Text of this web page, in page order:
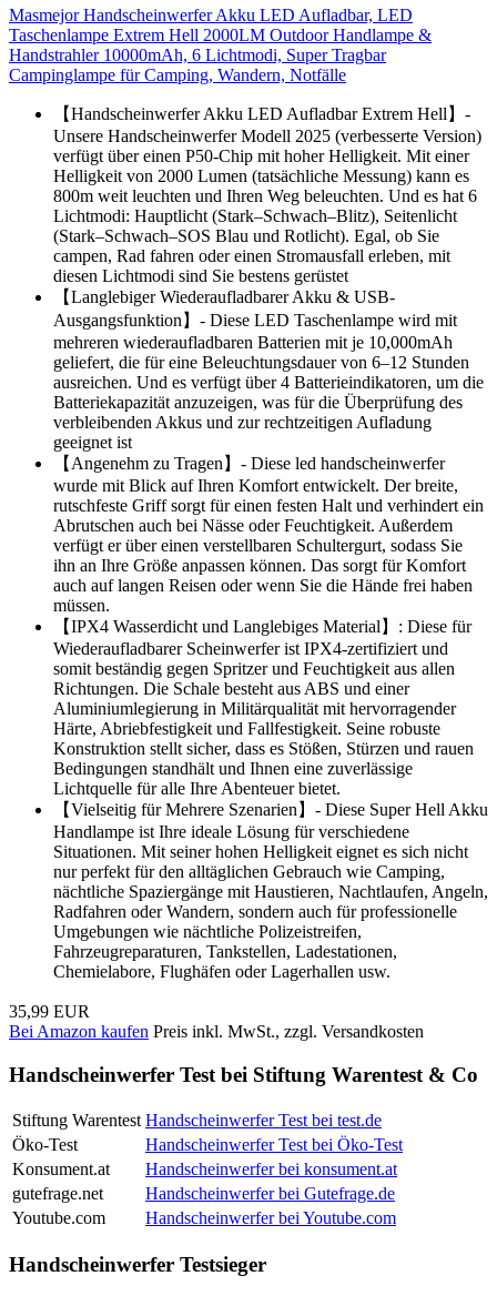
Masmejor Handscheinwerfer Akku LED Aufladbar, LED
Taschenlampe Extrem Hell 2000LM Outdoor Handlampe &
Handstrahler 10000mAh, 6 Lichtmodi, Super Tragbar
Campinglampe für Camping, Wandern, Notfälle
【Handscheinwerfer Akku LED Aufladbar Extrem Hell】-
Unsere Handscheinwerfer Modell 2025 (verbesserte Version)
verfügt über einen P50-Chip mit hoher Helligkeit. Mit einer
Helligkeit von 2000 Lumen (tatsächliche Messung) kann es
800m weit leuchten und Ihren Weg beleuchten. Und es hat 6
Lichtmodi: Hauptlicht (Stark–Schwach–Blitz), Seitenlicht
(Stark–Schwach–SOS Blau und Rotlicht). Egal, ob Sie
campen, Rad fahren oder einen Stromausfall erleben, mit
diesen Lichtmodi sind Sie bestens gerüstet
【Langlebiger Wiederaufladbarer Akku & USB-
Ausgangsfunktion】- Diese LED Taschenlampe wird mit
mehreren wiederaufladbaren Batterien mit je 10,000mAh
geliefert, die für eine Beleuchtungsdauer von 6–12 Stunden
ausreichen. Und es verfügt über 4 Batterieindikatoren, um die
Batteriekapazität anzuzeigen, was für die Überprüfung des
verbleibenden Akkus und zur rechtzeitigen Aufladung
geeignet ist
【Angenehm zu Tragen】- Diese led handscheinwerfer
wurde mit Blick auf Ihren Komfort entwickelt. Der breite,
rutschfeste Griff sorgt für einen festen Halt und verhindert ein
Abrutschen auch bei Nässe oder Feuchtigkeit. Außerdem
verfügt er über einen verstellbaren Schultergurt, sodass Sie
ihn an Ihre Größe anpassen können. Das sorgt für Komfort
auch auf langen Reisen oder wenn Sie die Hände frei haben
müssen.
【IPX4 Wasserdicht und Langlebiges Material】: Diese für
Wiederaufladbarer Scheinwerfer ist IPX4-zertifiziert und
somit beständig gegen Spritzer und Feuchtigkeit aus allen
Richtungen. Die Schale besteht aus ABS und einer
Aluminiumlegierung in Militärqualität mit hervorragender
Härte, Abriebfestigkeit und Fallfestigkeit. Seine robuste
Konstruktion stellt sicher, dass es Stößen, Stürzen und rauen
Bedingungen standhält und Ihnen eine zuverlässige
Lichtquelle für alle Ihre Abenteuer bietet.
【Vielseitig für Mehrere Szenarien】- Diese Super Hell Akku
Handlampe ist Ihre ideale Lösung für verschiedene
Situationen. Mit seiner hohen Helligkeit eignet es sich nicht
nur perfekt für den alltäglichen Gebrauch wie Camping,
nächtliche Spaziergänge mit Haustieren, Nachtlaufen, Angeln,
Radfahren oder Wandern, sondern auch für professionelle
Umgebungen wie nächtliche Polizeistreifen,
Fahrzeugreparaturen, Tankstellen, Ladestationen,
Chemielabore, Flughäfen oder Lagerhallen usw.
35,99 EUR
Bei Amazon kaufen Preis inkl. MwSt., zzgl. Versandkosten
Handscheinwerfer Test bei Stiftung Warentest & Co
Stiftung Warentest Handscheinwerfer Test bei test.de
Öko-Test
Handscheinwerfer Test bei Öko-Test
Konsument.at
Handscheinwerfer bei konsument.at
gutefrage.net
Handscheinwerfer bei Gutefrage.de
Youtube.com
Handscheinwerfer bei Youtube.com
Handscheinwerfer Testsieger